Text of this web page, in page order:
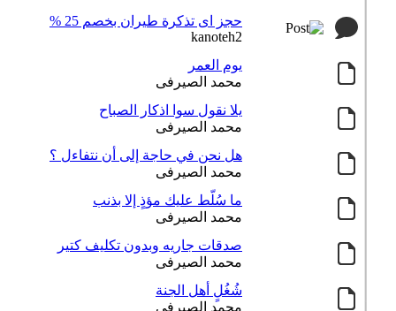
حجز اى تذكرة طيران بخصم 25 %
kanoteh2
يوم العمر
محمد الصيرفى
يلا نقول سوا اذكار الصباح
محمد الصيرفى
هل نحن في حاجة إلى أن نتفاءل ؟
محمد الصيرفى
ما سُلّط عليك مؤذٍ إلا بذنب
محمد الصيرفى
صدقات جاريه وبدون تكليف كتير
محمد الصيرفى
شُغُلٍ أهل الجنة
محمد الصيرفى